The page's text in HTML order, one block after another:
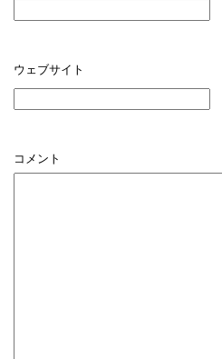
ウェブサイト
コメント